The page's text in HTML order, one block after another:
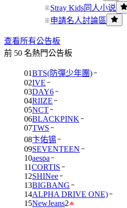
Stray Kids同人小说
申請名人討論區
查看所有公告板
前 50 名熱門公告板
01BTS(防彈少年團)
02IVE
03DAY6
04RIIZE
05NCT
06BLACKPINK
07TWS
08卞佑锡
09SEVENTEEN
10aespa
11CORTIS
12SHINee
13BIGBANG
14ALPHA DRIVE ONE)
15NewJeans2